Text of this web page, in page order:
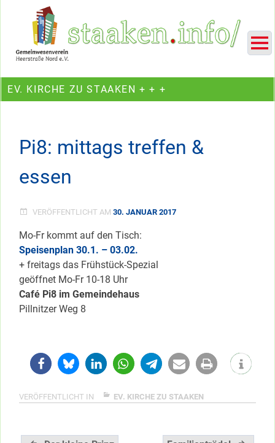
Ein Projekt des Gemeinwesenvereins Heerstraße Nord
EV. KIRCHE ZU STAAKEN + + +
Pi8: mittags treffen &
essen
VERÖFFENTLICHT AM 30. JANUAR 2017
Mo-Fr kommt auf den Tisch:
Speisenplan 30.1. – 03.02.
+ freitags das Frühstück-Spezial
geöffnet Mo-Fr 10-18 Uhr
Café Pi8 im Gemeindehaus
Pillnitzer Weg 8
VERÖFFENTLICHT IN EV. KIRCHE ZU STAAKEN